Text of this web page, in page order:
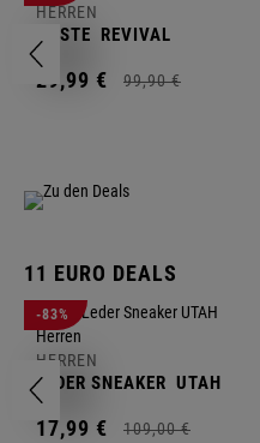
HERREN
WESTE REVIVAL
29,99 € 99,90 €
11 EURO DEALS
-83%
HERREN
LEDER SNEAKER UTAH
17,99 € 109,00 €